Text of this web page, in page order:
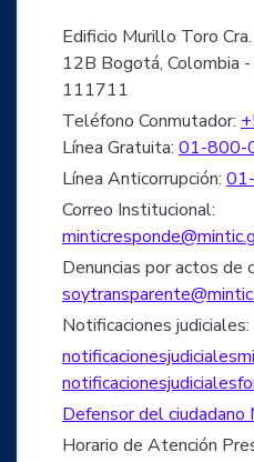
Edificio Murillo Toro
12B Bogotá, Colombia
111711
Teléfono Conmutador:
Línea Gratuita: 01-800-
Línea Anticorrupción:
Correo Institucional:
Denuncias por actos de
Notificaciones judiciales:
Defensor del ciudadano
Horario de Atención